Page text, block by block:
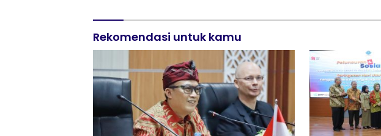
Rekomendasi untuk kamu